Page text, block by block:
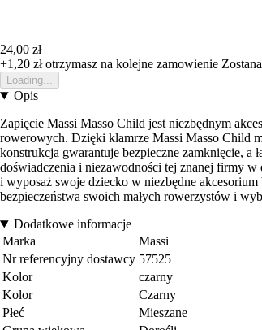
24,00 zł
+1,20 złotrzymasz na kolejne zamowienie
Loading...
Opis
Zapięcie Massi Masso Child jest niezbędnym
rowerowych. Dzięki klamrze Massi Masso Child
konstrukcja gwarantuje bezpieczne zamknięcie, a
doświadczenia i niezawodności tej znanej firmy
i wyposaż swoje dziecko w niezbędne
bezpieczeństwa swoich małych rowerzystów i
Dodatkowe informacje
Marka
Massi
Nr referencyjny dostawcy 57525
Kolor
czarny
Kolor
Czarny
Płeć
Mieszane